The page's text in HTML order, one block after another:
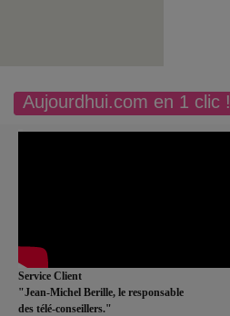
Aujourdhui.com en 1 clic !
Service Client
"Jean-Michel Berille, le responsable
des télé-conseillers."